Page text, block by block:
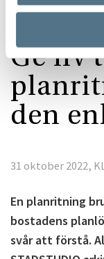
Ge liv
den
31 oktober 2022,
En planritning
bostadens
svår att förstå.